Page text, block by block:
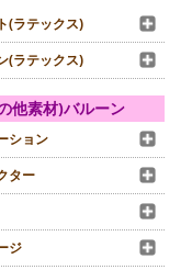
(ラテックス)
(ラテックス)
他素材)バルーン
ション
ター
ジ